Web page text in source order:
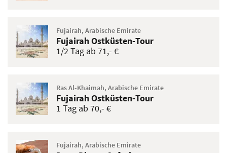
Fujairah, Arabische Emirate
Fujairah Ostküsten-Tour
1/2 Tag ab 71,- €
Ras Al-Khaimah, Arabische Emirate
Fujairah Ostküsten-Tour
1 Tag ab 70,- €
Fujairah, Arabische Emirate